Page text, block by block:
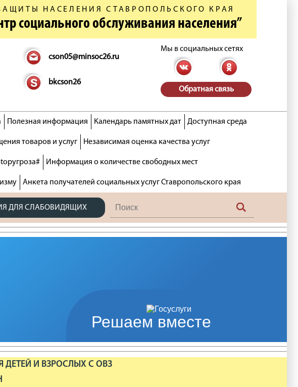
НАСЕЛЕНИЯ СТАВРОПОЛЬСКОГО КРАЯ
социального обслуживания населения”
cson05@minsoc26.ru
bkcson26
Мы в социальных сетях
Обратная связь
Полезная информация Календарь памятных дат Доступная среда
товаров и услуг Независимая оценка качества услуг
Информация о количестве свободных мест
Анкета получателей социальных услуг Ставропольского края
ДЛЯ СЛАБОВИДЯЩИХ
Решаем вместе
ДЕТЕЙ И ВЗРОСЛЫХ С ОВЗ